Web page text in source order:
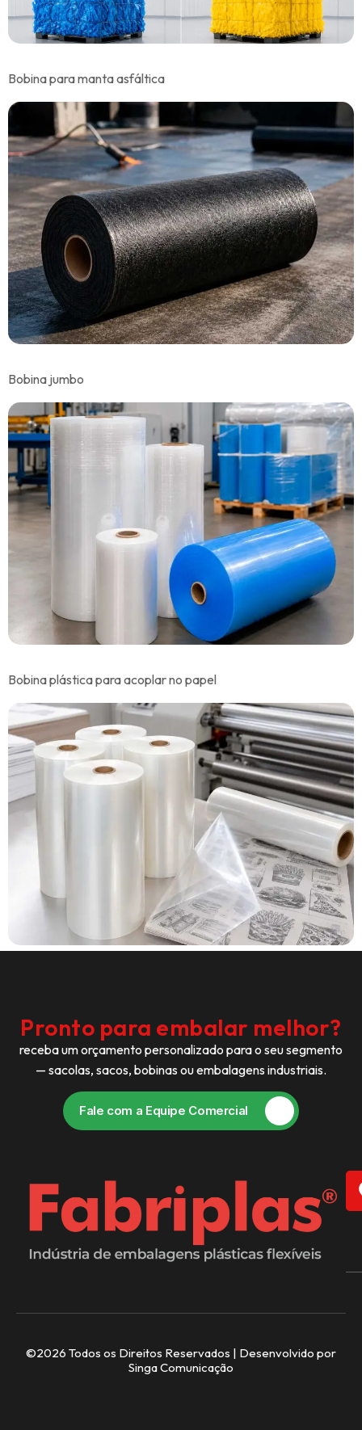
Bobina para manta asfáltica
Bobina jumbo
Bobina plástica para acoplar no papel
Pronto para embalar melhor?
receba um orçamento personalizado para o seu segmento
— sacolas, sacos, bobinas ou embalagens industriais.
Fale com a Equipe Comercial
©2026 Todos os Direitos Reservados | Desenvolvido por
Singa Comunicação